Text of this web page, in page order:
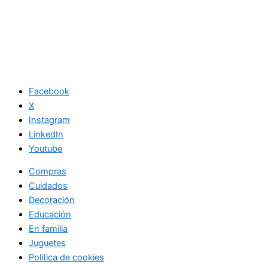
Facebook
X
Instagram
LinkedIn
Youtube
Compras
Cuidados
Decoración
Educación
En familia
Juguetes
Politica de cookies